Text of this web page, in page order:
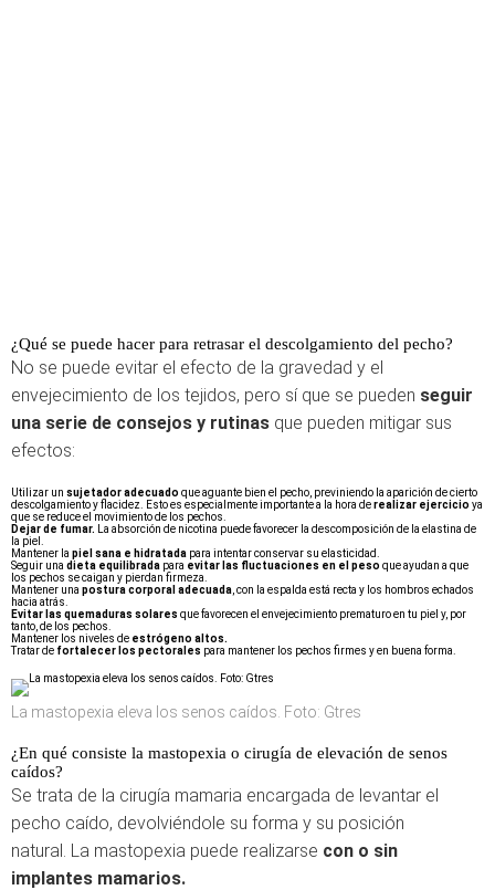
¿Qué se puede hacer para retrasar el descolgamiento del pecho?
No se puede evitar el efecto de la gravedad y el
envejecimiento de los tejidos, pero sí que se pueden seguir
una serie de consejos y rutinas que pueden mitigar sus
efectos:
Utilizar un sujetador adecuado que aguante bien el pecho, previniendo la aparición de cierto
descolgamiento y flacidez. Esto es especialmente importante a la hora derealizar ejercicio ya
que se reduce el movimiento de los pechos.
Dejar de fumar. La absorción de nicotina puede favorecer la descomposición de la elastina de
la piel.
Mantener la piel sana e hidratada para intentar conservar su elasticidad.
Seguir una dieta equilibrada para evitar las fluctuaciones en el peso que ayudan a que
los pechos se caigan y pierdan firmeza.
Mantener una postura corporal adecuada , con la espalda está recta y los hombros echados
hacia atrás.
Evitar las quemaduras solares que favorecen el envejecimiento prematuro en tu piel y, por
tanto, de los pechos.
Mantener los niveles de estrógeno altos.
Tratar de fortalecer los pectorales para mantener los pechos firmes y en buena forma.
La mastopexia eleva los senos caídos. Foto: Gtres
¿En qué consiste la mastopexia o cirugía de elevación de senos
caídos?
Se trata de la cirugía mamaria encargada de levantar el
pecho caído, devolviéndole su forma y su posición
natural. La mastopexia puede realizarse con o sin
implantes mamarios.